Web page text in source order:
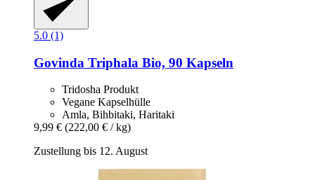
5.0 (1)
Govinda Triphala Bio, 90 Kapseln
Tridosha Produkt
Vegane Kapselhülle
Amla, Bihbitaki, Haritaki
9,99 € (222,00 € / kg)
Zustellung bis 12. August